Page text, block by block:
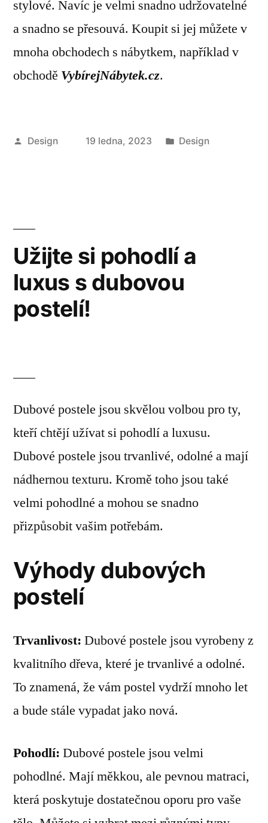
stylové. Navíc je velmi snadno udržovatelné
a snadno se přesouvá. Koupit si jej můžete v
mnoha obchodech s nábytkem, například v
obchodě VybírejNábytek.cz.
Autor
Design 19 ledna, 2023
Publikováno
Design
Užijte si pohodlí a
luxus s dubovou
postelí!
Dubové postele jsou skvělou volbou pro ty,
kteří chtějí užívat si pohodlí a luxusu.
Dubové postele jsou trvanlivé, odolné a mají
nádhernou texturu. Kromě toho jsou také
velmi pohodlné a mohou se snadno
přizpůsobit vašim potřebám.
Výhody dubových
postelí
Trvanlivost: Dubové postele jsou vyrobeny z
kvalitního dřeva, které je trvanlivé a odolné.
To znamená, že vám postel vydrží mnoho let
a bude stále vypadat jako nová.
Pohodlí: Dubové postele jsou velmi
pohodlné. Mají měkkou, ale pevnou matraci,
která poskytuje dostatečnou oporu pro vaše